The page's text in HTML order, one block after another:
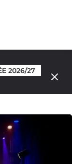
2026/27